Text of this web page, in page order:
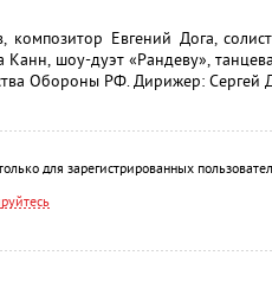
композитор Евгений Дога,
шоу-дуэт «Рандеву»,
Обороны РФ. Дирижер: Сергей
для зарегистрированных